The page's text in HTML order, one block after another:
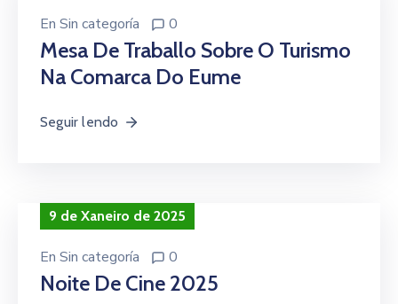
En Sin categoría 0
Mesa De Traballo Sobre O Turismo
Na Comarca Do Eume
Seguir lendo
9 de Xaneiro de 2025
En Sin categoría 0
Noite De Cine 2025